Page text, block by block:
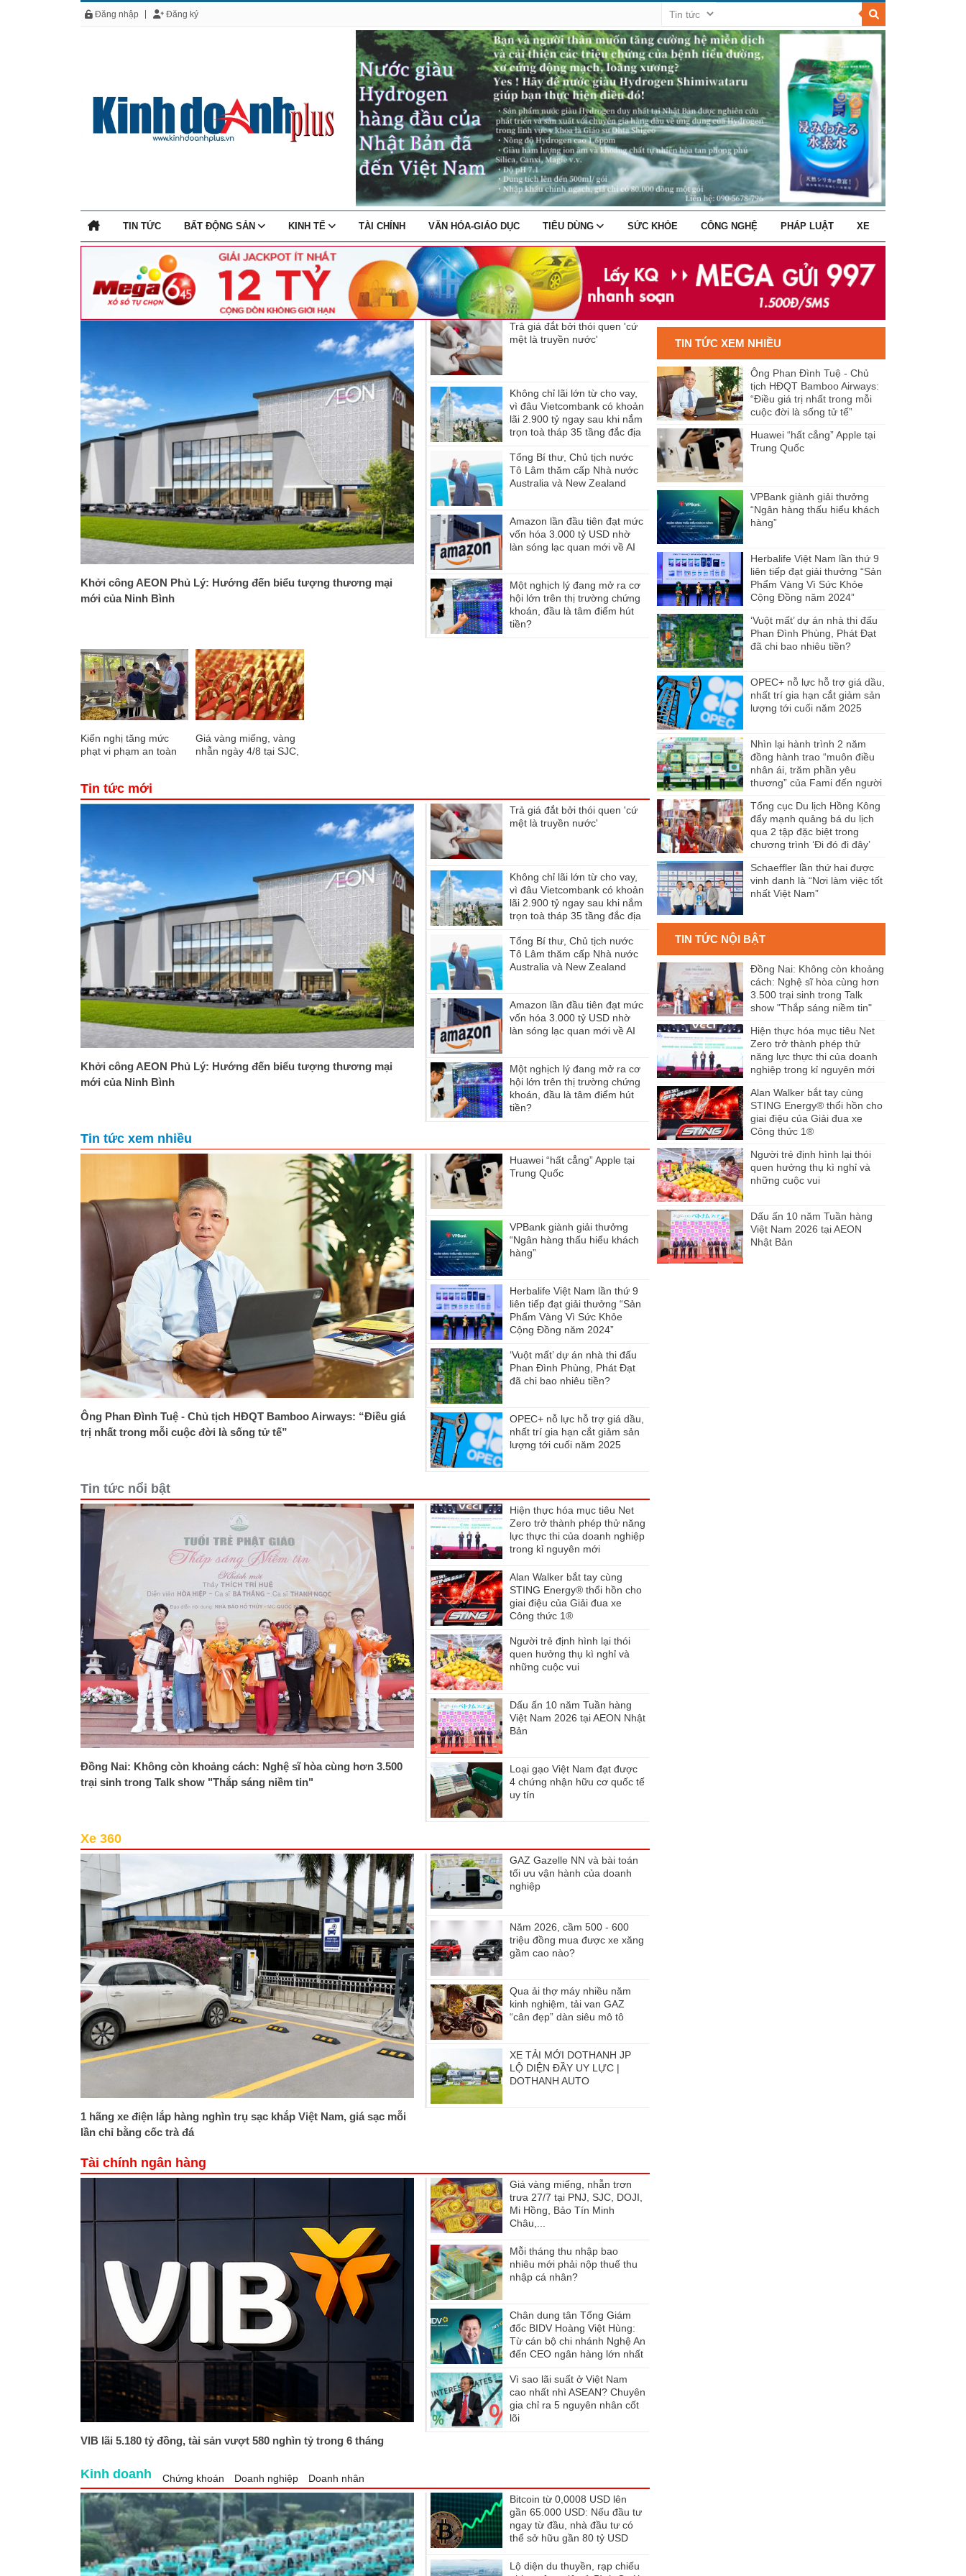
Đăng nhập Đăng ký
TIN TỨC BẤT ĐỘNG SẢN KINH TẾ TÀI CHÍNH VĂN HÓA-GIÁO DỤC TIÊU DÙNG SỨC KHỎE CÔNG NGHỆ PHÁP LUẬT XE
Khởi công AEON Phủ Lý: Hướng đến biểu tượng thương mại
mới của Ninh Bình
Trả giá đắt bởi thói quen 'cứ
mệt là truyền nước'
Không chỉ lãi lớn từ cho vay,
vì đâu Vietcombank có khoản
lãi 2.900 tỷ ngay sau khi nắm
trọn toà tháp 35 tầng đắc địa
Tổng Bí thư, Chủ tịch nước
Tô Lâm thăm cấp Nhà nước
Australia và New Zealand
Amazon lần đầu tiên đạt mức
vốn hóa 3.000 tỷ USD nhờ
làn sóng lạc quan mới về AI
Một nghịch lý đang mở ra cơ
hội lớn trên thị trường chứng
khoán, đầu là tâm điểm hút
tiền?
Kiến nghị tăng mức
phạt vi phạm an toàn
Giá vàng miếng, vàng
nhẫn ngày 4/8 tại SJC,
Tin tức mới
Khởi công AEON Phủ Lý: Hướng đến biểu tượng thương mại
mới của Ninh Bình
Trả giá đắt bởi thói quen 'cứ
mệt là truyền nước'
Không chỉ lãi lớn từ cho vay,
vì đâu Vietcombank có khoản
lãi 2.900 tỷ ngay sau khi nắm
trọn toà tháp 35 tầng đắc địa
Tổng Bí thư, Chủ tịch nước
Tô Lâm thăm cấp Nhà nước
Australia và New Zealand
Amazon lần đầu tiên đạt mức
vốn hóa 3.000 tỷ USD nhờ
làn sóng lạc quan mới về AI
Một nghịch lý đang mở ra cơ
hội lớn trên thị trường chứng
khoán, đầu là tâm điểm hút
tiền?
Tin tức xem nhiều
Ông Phan Đình Tuệ - Chủ tịch HĐQT Bamboo Airways: “Điều giá
trị nhất trong mỗi cuộc đời là sống tử tế”
Huawei “hất cẳng” Apple tại
Trung Quốc
VPBank giành giải thưởng
“Ngân hàng thấu hiểu khách
hàng”
Herbalife Việt Nam lần thứ 9
liên tiếp đạt giải thưởng “Sản
Phẩm Vàng Vì Sức Khỏe
Cộng Đồng năm 2024”
‘Vuột mất’ dự án nhà thi đấu
Phan Đình Phùng, Phát Đạt
đã chi bao nhiêu tiền?
OPEC+ nỗ lực hỗ trợ giá dầu,
nhất trí gia hạn cắt giảm sản
lượng tới cuối năm 2025
Tin tức nổi bật
Đồng Nai: Không còn khoảng cách: Nghệ sĩ hòa cùng hơn 3.500
trại sinh trong Talk show "Thắp sáng niềm tin"
Hiện thực hóa mục tiêu Net
Zero trở thành phép thử năng
lực thực thi của doanh nghiệp
trong kỉ nguyên mới
Alan Walker bắt tay cùng
STING Energy® thổi hồn cho
giai điệu của Giải đua xe
Công thức 1®
Người trẻ định hình lại thói
quen hưởng thụ kì nghỉ và
những cuộc vui
Dấu ấn 10 năm Tuần hàng
Việt Nam 2026 tại AEON Nhật
Bản
Loại gạo Việt Nam đạt được
4 chứng nhận hữu cơ quốc tế
uy tín
Xe 360
1 hãng xe điện lắp hàng nghìn trụ sạc khắp Việt Nam, giá sạc mỗi
lần chỉ bằng cốc trà đá
GAZ Gazelle NN và bài toán
tối ưu vận hành của doanh
nghiệp
Năm 2026, cầm 500 - 600
triệu đồng mua được xe xăng
gầm cao nào?
Qua ải thợ máy nhiều năm
kinh nghiệm, tải van GAZ
“cân đẹp” dàn siêu mô tô
XE TẢI MỚI DOTHANH JP
LỘ DIỆN ĐẦY UY LỰC |
DOTHANH AUTO
Tài chính ngân hàng
VIB lãi 5.180 tỷ đồng, tài sản vượt 580 nghìn tỷ trong 6 tháng
Giá vàng miếng, nhẫn trơn
trưa 27/7 tại PNJ, SJC, DOJI,
Mi Hồng, Bảo Tín Minh
Châu,...
Mỗi tháng thu nhập bao
nhiêu mới phải nộp thuế thu
nhập cá nhân?
Chân dung tân Tổng Giám
đốc BIDV Hoàng Việt Hùng:
Từ cán bộ chi nhánh Nghệ An
đến CEO ngân hàng lớn nhất
Vì sao lãi suất ở Việt Nam
cao nhất nhì ASEAN? Chuyên
gia chỉ ra 5 nguyên nhân cốt
lõi
Kinh doanh Chứng khoán Doanh nghiệp
Doanh nhân
Bitcoin từ 0,0008 USD lên
gần 65.000 USD: Nếu đầu tư
ngay từ đầu, nhà đầu tư có
thể sở hữu gần 80 tỷ USD
Lộ diện du thuyền, rạp chiếu
TIN TỨC XEM NHIỀU
Ông Phan Đình Tuệ - Chủ
tịch HĐQT Bamboo Airways:
“Điều giá trị nhất trong mỗi
cuộc đời là sống tử tế”
Huawei “hất cẳng” Apple tại
Trung Quốc
VPBank giành giải thưởng
“Ngân hàng thấu hiểu khách
hàng”
Herbalife Việt Nam lần thứ 9
liên tiếp đạt giải thưởng “Sản
Phẩm Vàng Vì Sức Khỏe
Cộng Đồng năm 2024”
‘Vuột mất’ dự án nhà thi đấu
Phan Đình Phùng, Phát Đạt
đã chi bao nhiêu tiền?
OPEC+ nỗ lực hỗ trợ giá dầu,
nhất trí gia hạn cắt giảm sản
lượng tới cuối năm 2025
Nhìn lại hành trình 2 năm
đồng hành trao “muôn điều
nhân ái, trăm phần yêu
thương” của Fami đến người
Tổng cục Du lịch Hồng Kông
đẩy mạnh quảng bá du lịch
qua 2 tập đặc biệt trong
chương trình ‘Đi đó đi đây’
Schaeffler lần thứ hai được
vinh danh là “Nơi làm việc tốt
nhất Việt Nam”
TIN TỨC NỘI BẬT
Đồng Nai: Không còn khoảng
cách: Nghệ sĩ hòa cùng hơn
3.500 trại sinh trong Talk
show "Thắp sáng niềm tin"
Hiện thực hóa mục tiêu Net
Zero trở thành phép thử
năng lực thực thi của doanh
nghiệp trong kỉ nguyên mới
Alan Walker bắt tay cùng
STING Energy® thổi hồn cho
giai điệu của Giải đua xe
Công thức 1®
Người trẻ định hình lại thói
quen hưởng thụ kì nghỉ và
những cuộc vui
Dấu ấn 10 năm Tuần hàng
Việt Nam 2026 tại AEON
Nhật Bản